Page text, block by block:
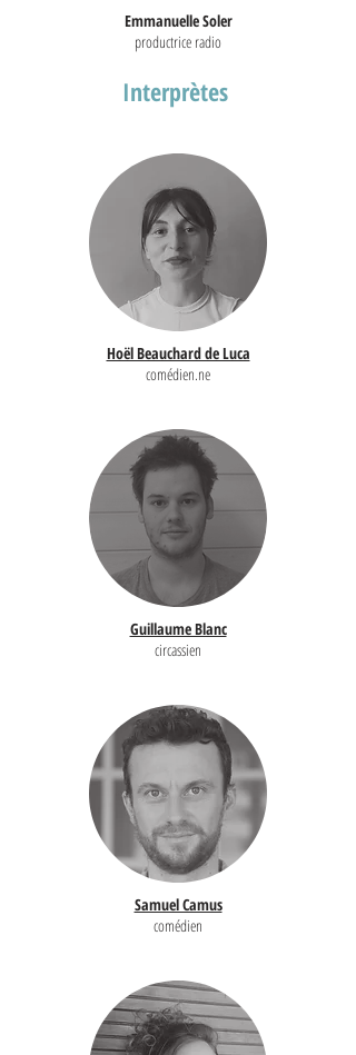
Emmanuelle Soler
productrice radio
Interprètes
Hoël Beauchard de Luca
comédien.ne
Guillaume Blanc
circassien
Samuel Camus
comédien